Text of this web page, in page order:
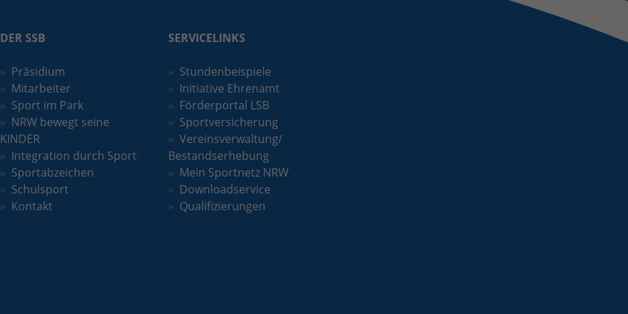
DER SSB
Präsidium
Mitarbeiter
Sport im Park
NRW bewegt seine
KINDER
Integration durch Sport
Sportabzeichen
Schulsport
Kontakt
SERVICELINKS
Stundenbeispiele
Initiative Ehrenamt
Förderportal LSB
Sportversicherung
Vereinsverwaltung/
Bestandserhebung
Mein Sportnetz NRW
Downloadservice
Qualifizierungen
Name _dc_gtm_UA-101278931-2
Anbieter
Laufzeit 1 Minute
Zweck
Dieser Cookie identifiziert die Besucher nach
Alter, Geschlecht oder Interessen und nutzt
dazu den DoubleClick des Google Tag
Manager, um die gezielte
Anzeigenplatzierung zu vereinfachen.